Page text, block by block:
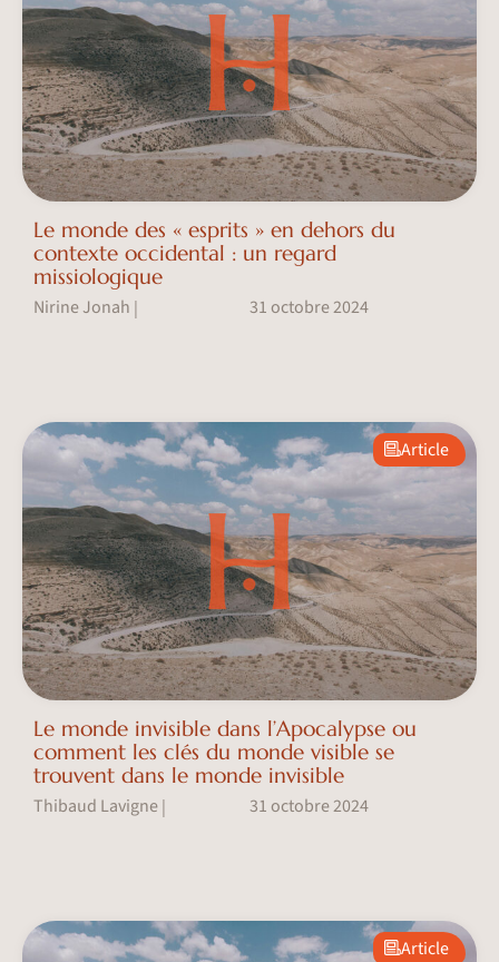
Le monde des « esprits » en dehors du
contexte occidental : un regard
missiologique
Nirine Jonah | 31 octobre 2024
Article
Le monde invisible dans l’Apocalypse ou
comment les clés du monde visible se
trouvent dans le monde invisible
Thibaud Lavigne| 31 octobre 2024
Article